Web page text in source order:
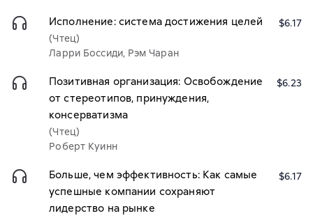
Исполнение: система достижения целей
(Чтец)
Ларри Боссиди, Рэм Чаран
$6.17
Позитивная организация: Освобождение
от стереотипов, принуждения,
консерватизма
(Чтец)
Роберт Куинн
$6.23
Больше, чем эффективность: Как самые
успешные компании сохраняют
лидерство на рынке
$6.17